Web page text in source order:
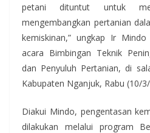
petani dituntut untuk
mengembangkan pertanian
kemiskinan,” ungkap Ir
acara Bimbingan Teknik
dan Penyuluh Pertanian, di
Kabupaten Nganjuk, Rabu (10/
Diakui Mindo, pengentasan
dilakukan melalui program